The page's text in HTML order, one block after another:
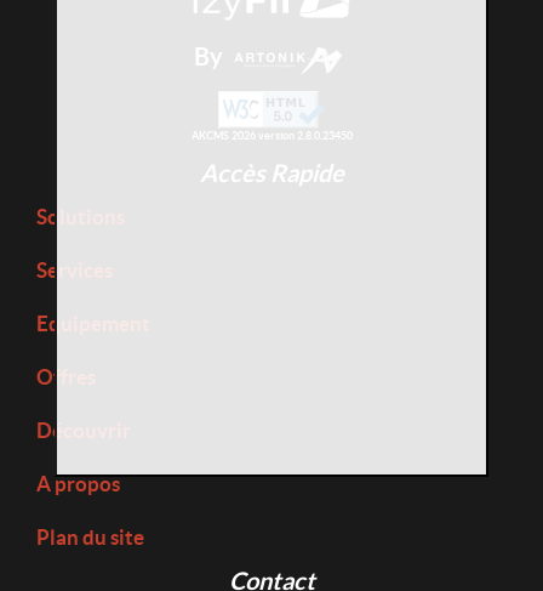
By
AKCMS 2026 version 2.8.0.23450
Accès Rapide
Solutions
Services
Equipement
Offres
Découvrir
A propos
Plan du site
Contact